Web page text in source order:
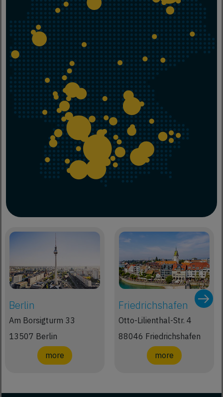
Berlin
Am Borsigturm 33
13507 Berlin
more
Friedrichshafen
Otto-Lilienthal-Str. 4
88046 Friedrichshafen
more